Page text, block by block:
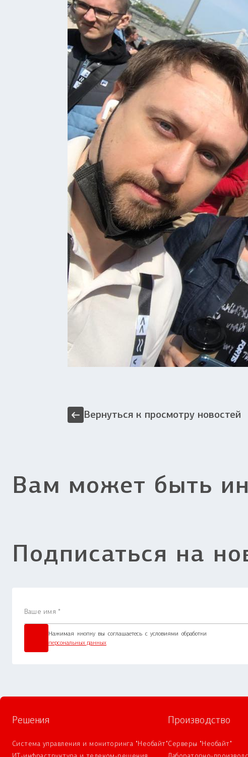
Вернуться к просмотру новостей
Вам может быть
Подписаться на
Нажимая кнопку вы соглашаетесь с условиями обработки
персональных данных
Решения
Система управления и мониторинга "Необайт"
Производство
Серверы "Необайт"